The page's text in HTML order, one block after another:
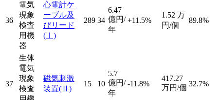
36
電気
現象
検査
用機
器
心電計ケ
ーブル及
びリード
(Ⅰ)
289 34
6.47
億円/
年
+11.5%
1.52 万
円/個
89.8%
37
生体
電気
現象
検査
磁気刺激
装置(Ⅱ)
15 10
5.7
億円/
年
-11.8%
417.27
万円/個 32.7%